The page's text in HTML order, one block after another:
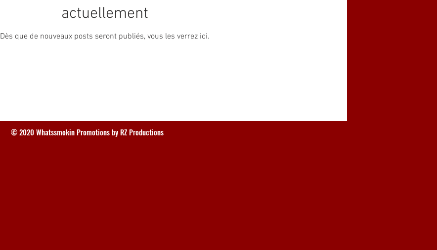
actuellement
Dès que de nouveaux posts seront publiés, vous les verrez ici.
© 2020 Whatssmokin Promotions by RZ Productions